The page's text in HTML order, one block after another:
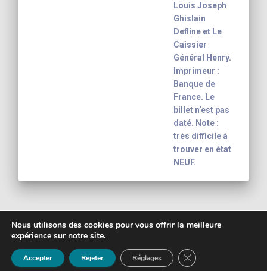
Louis Joseph
Ghislain
Defline et Le
Caissier
Général Henry.
Imprimeur :
Banque de
France. Le
billet n’est pas
daté. Note :
très difficile à
trouver en état
NEUF.
Copyright 2003 - 2026
banknote inventory For your collection
Mentions légales
Nous utilisons des cookies pour vous offrir la meilleure
expérience sur notre site.
Accepter Rejeter Réglages FERMER LA